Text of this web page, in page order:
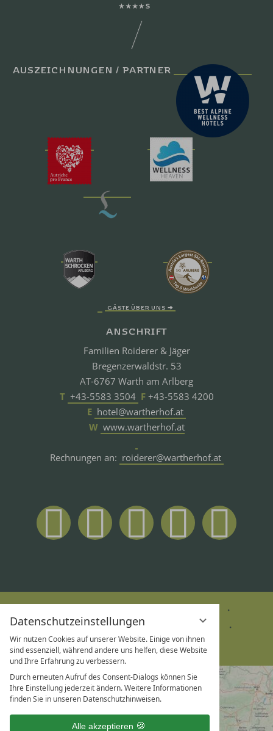
Datenschutzeinstellungen
Wir nutzen Cookies auf unserer Website. Einige von ihnen
sind essenziell, während andere uns helfen, diese Website
und Ihre Erfahrung zu verbessern.
Durch erneuten Aufruf des Consent-Dialogs können Sie
Ihre Einstellung jederzeit ändern. Weitere Informationen
finden Sie in unseren Datenschutzhinweisen.
Alle akzeptieren
AUSZEICHNUNGEN / PARTNER
GÄSTE ÜBER UNS ➔
ANSCHRIFT
Familien Roiderer & Jäger
Bregenzerwaldstr. 53
AT-6767 Warth am Arlberg
T +43-5583 3504 F+43-5583 4200
E hotel@wartherhof.at
W www.wartherhof.at
Rechnungen an: roiderer@wartherhof.at
TEAM & KARRIERE
WARTHER HOF APP